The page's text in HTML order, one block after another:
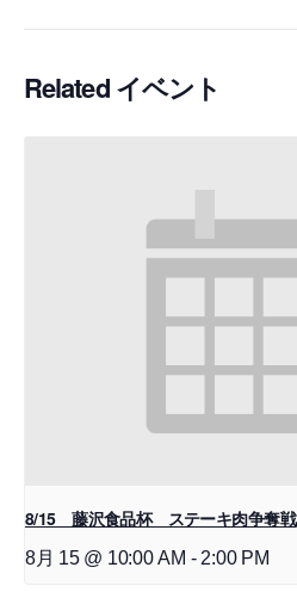
Related イベント
8/15 藤沢食品杯 ステーキ肉争奪戦
8月 15 @ 10:00 AM - 2:00 PM